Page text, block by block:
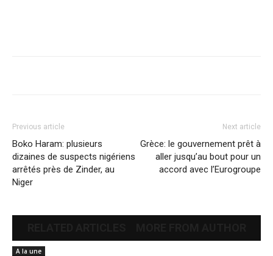
Previous article
Boko Haram: plusieurs
dizaines de suspects nigériens
arrêtés près de Zinder, au
Niger
Next article
Grèce: le gouvernement prêt à
aller jusqu’au bout pour un
accord avec l’Eurogroupe
A la une